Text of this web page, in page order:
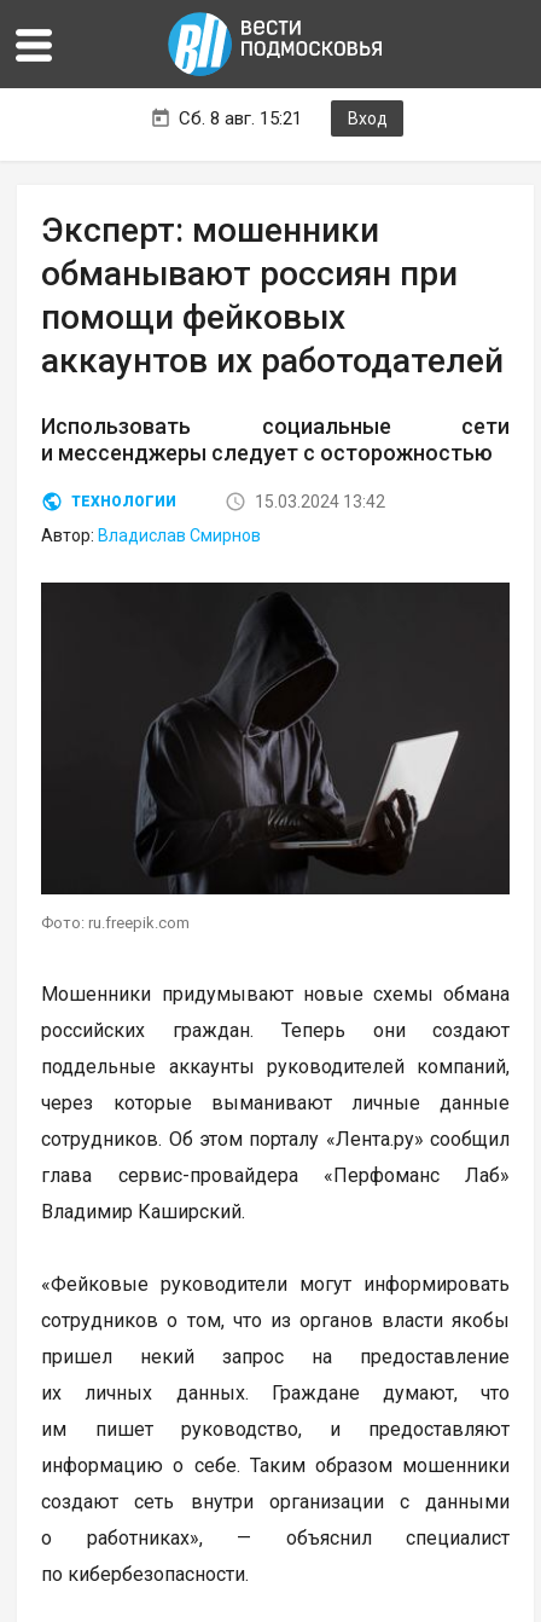
Сб. 8 авг. 15:21 Вход
Эксперт: мошенники
обманывают россиян при
помощи фейковых
аккаунтов их работодателей
Использовать социальные сети
и мессенджеры следует с осторожностью
ТЕХНОЛОГИИ
15.03.2024 13:42
Автор: Владислав Смирнов
Фото: ru.freepik.com
Мошенники придумывают новые схемы обмана
российских граждан. Теперь они создают
поддельные аккаунты руководителей компаний,
через которые выманивают личные данные
сотрудников. Об этом порталу «Лента.ру» сообщил
глава сервис-провайдера «Перфоманс Лаб»
Владимир Каширский.
«Фейковые руководители могут информировать
сотрудников о том, что из органов власти якобы
пришел некий запрос на предоставление
их личных данных. Граждане думают, что
им пишет руководство, и предоставляют
информацию о себе. Таким образом мошенники
создают сеть внутри организации с данными
о работниках», — объяснил специалист
по кибербезопасности.